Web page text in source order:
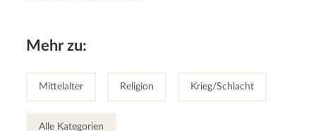
Mehr zu:
Mittelalter Religion Krieg/Schlacht
Alle Kategorien